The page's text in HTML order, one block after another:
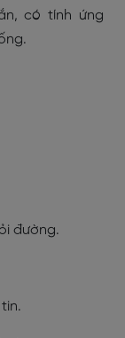
có tính ứng
đường.